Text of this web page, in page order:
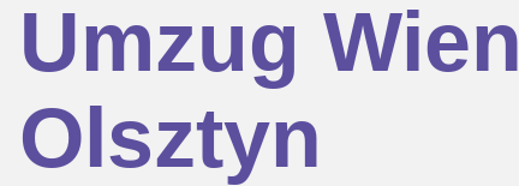
Umzug Wien
Olsztyn